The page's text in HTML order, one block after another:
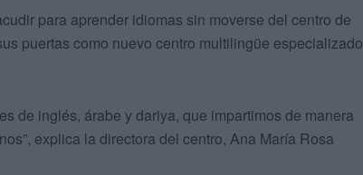
para aprender idiomas sin moverse del centro de
puertas como nuevo centro multilingüe especializado
de inglés, árabe y dariya, que impartimos de manera
explica la directora del centro, Ana María Rosa